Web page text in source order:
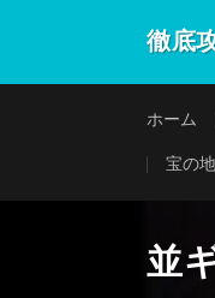
徹底
ホーム
宝の
並